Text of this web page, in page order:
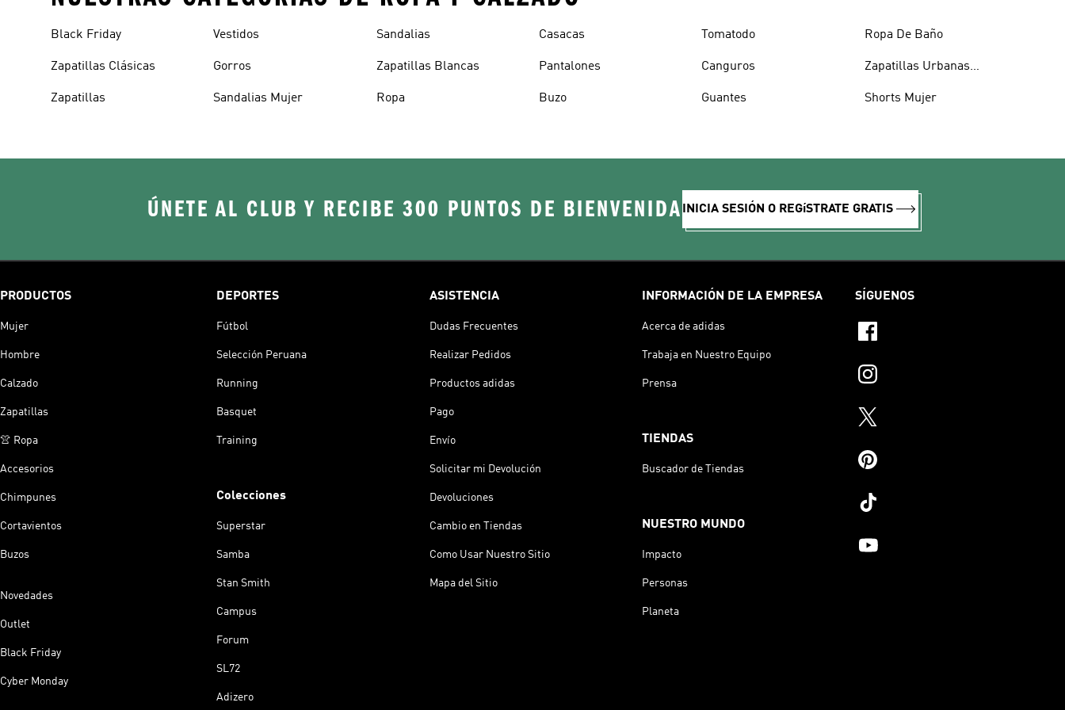
Black Friday
Zapatillas Clásicas
Zapatillas
Vestidos
Gorros
Sandalias Mujer
Sandalias
Zapatillas Blancas
Ropa
Casacas
Pantalones
Buzo
Tomatodo
Canguros
Guantes
Ropa De Baño
Zapatillas Urbanas
Shorts Mujer
ÚNETE AL CLUB Y RECIBE 300 PUNTOS DE BIENVENIDA INICIA SESIÓN O REGíSTRATE GRATIS
PRODUCTOS
Mujer
Hombre
Calzado
Zapatillas
👚 Ropa
Accesorios
Chimpunes
Cortavientos
Buzos
Novedades
Outlet
Black Friday
Cyber Monday
DEPORTES
Fútbol
Selección Peruana
Running
Basquet
Training
Colecciones
Superstar
Samba
Stan Smith
Campus
Forum
SL72
Adizero
ASISTENCIA
Dudas Frecuentes
Realizar Pedidos
Productos adidas
Pago
Envío
Solicitar mi Devolución
Devoluciones
Cambio en Tiendas
Como Usar Nuestro Sitio
Mapa del Sitio
INFORMACIÓN DE LA EMPRESA
Acerca de adidas
Trabaja en Nuestro Equipo
Prensa
TIENDAS
Buscador de Tiendas
NUESTRO MUNDO
Impacto
Personas
Planeta
SÍGUENOS